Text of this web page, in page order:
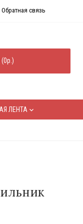
Обратная связь
ЛЕНТА keyboard_arrow_down